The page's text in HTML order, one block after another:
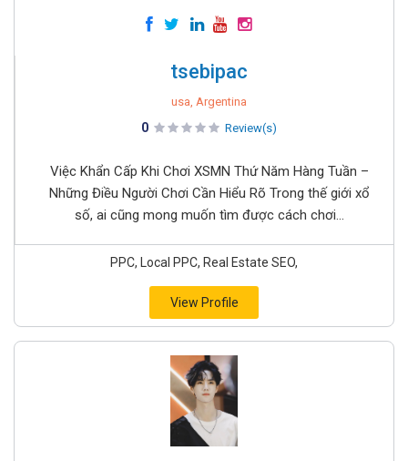
tsebipac
usa, Argentina
0 Review(s)
Việc Khẩn Cấp Khi Chơi XSMN Thứ Năm Hàng Tuần –
Những Điều Người Chơi Cần Hiểu Rõ Trong thế giới xổ
số, ai cũng mong muốn tìm được cách chơi...
PPC, Local PPC, Real Estate SEO,
View Profile